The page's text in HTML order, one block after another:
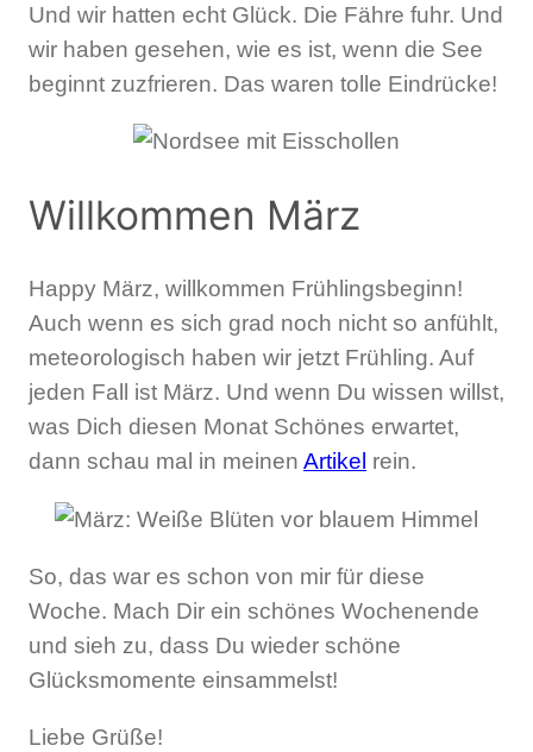
Und wir hatten echt Glück. Die Fähre fuhr. Und
wir haben gesehen, wie es ist, wenn die See
beginnt zuzfrieren. Das waren tolle Eindrücke!
Willkommen März
Happy März, willkommen Frühlingsbeginn!
Auch wenn es sich grad noch nicht so anfühlt,
meteorologisch haben wir jetzt Frühling. Auf
jeden Fall ist März. Und wenn Du wissen willst,
was Dich diesen Monat Schönes erwartet,
dann schau mal in meinen Artikel rein.
So, das war es schon von mir für diese
Woche. Mach Dir ein schönes Wochenende
und sieh zu, dass Du wieder schöne
Glücksmomente einsammelst!
Liebe Grüße!